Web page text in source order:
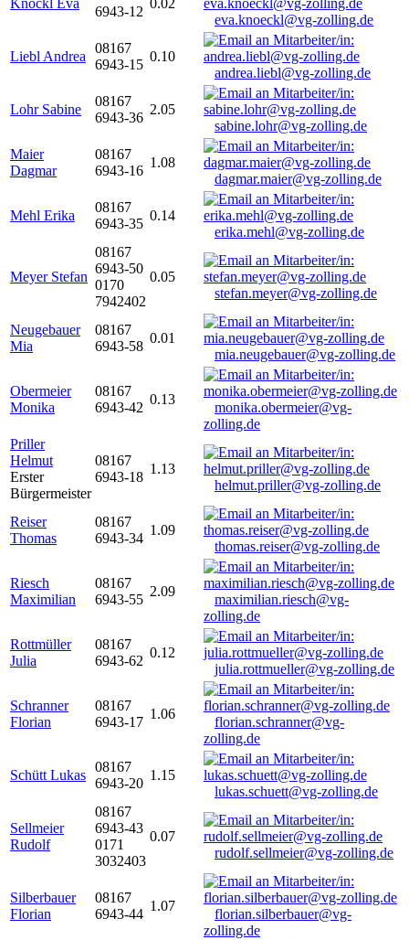
Knöckl Eva
6943-12
0.02
eva.knoeckl@vg-zolling.de
Liebl Andrea
08167
6943-15
0.10
andrea.liebl@vg-zolling.de
Lohr Sabine
08167
6943-36
2.05
sabine.lohr@vg-zolling.de
Maier
Dagmar
08167
6943-16
1.08
dagmar.maier@vg-zolling.de
Mehl Erika
08167
6943-35
0.14
erika.mehl@vg-zolling.de
Meyer Stefan
08167
6943-50
0170
7942402
0.05
stefan.meyer@vg-zolling.de
Neugebauer
Mia
08167
6943-58
0.01
mia.neugebauer@vg-zolling.de
Obermeier
Monika
08167
6943-42
0.13
monika.obermeier@vg-
zolling.de
Priller
Helmut
Erster
Bürgermeister
08167
6943-18
1.13
helmut.priller@vg-zolling.de
Reiser
Thomas
08167
6943-34
1.09
thomas.reiser@vg-zolling.de
Riesch
Maximilian
08167
6943-55
2.09
maximilian.riesch@vg-
zolling.de
Rottmüller
Julia
08167
6943-62
0.12
julia.rottmueller@vg-zolling.de
Schranner
Florian
08167
6943-17
1.06
florian.schranner@vg-
zolling.de
Schütt Lukas
08167
6943-20
1.15
lukas.schuett@vg-zolling.de
Sellmeier
Rudolf
08167
6943-43
0171
3032403
0.07
rudolf.sellmeier@vg-zolling.de
Silberbauer
Florian
08167
6943-44
1.07
florian.silberbauer@vg-
zolling.de